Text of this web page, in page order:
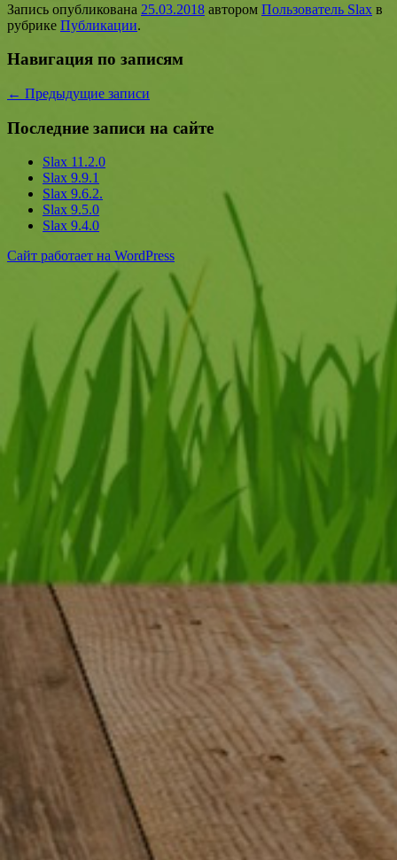
Запись опубликована 25.03.2018 автором Пользователь Slax в
рубрике Публикации.
Навигация по записям
← Предыдущие записи
Последние записи на сайте
Slax 11.2.0
Slax 9.9.1
Slax 9.6.2.
Slax 9.5.0
Slax 9.4.0
Сайт работает на WordPress